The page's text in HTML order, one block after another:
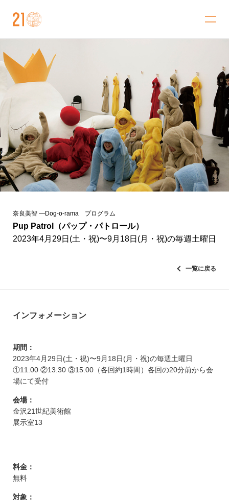
奈良美智 ―Dog-o-rama プログラム
Pup Patrol（パップ・パトロール）
2023年4月29日(土・祝)〜9月18日(月・祝)の毎週土曜日
一覧に戻る
インフォメーション
期間：
2023年4月29日(土・祝)〜9月18日(月・祝)の毎週土曜日
①11:00 ②13:30 ③15:00（各回約1時間）各回の20分前から会
場にて受付
会場：
金沢21世紀美術館
展示室13
料金：
無料
対象：